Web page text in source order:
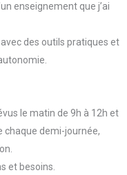
enseignement que j’ai
des outils pratiques et
le matin de 9h à 12h et
chaque demi-journée,
et besoins.